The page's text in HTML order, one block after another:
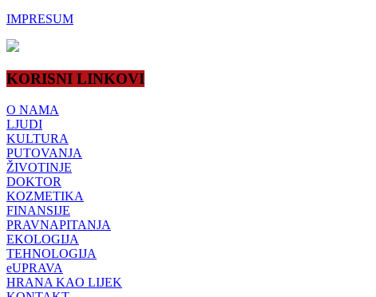
IMPRESUM
KORISNI LINKOVI
O NAMA
LJUDI
KULTURA
PUTOVANJA
ŽIVOTINJE
DOKTOR
KOZMETIKA
FINANSIJE
PRAVNAPITANJA
EKOLOGIJA
TEHNOLOGIJA
eUPRAVA
HRANA KAO LIJEK